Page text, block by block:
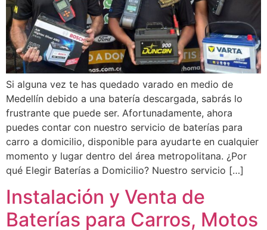
Si alguna vez te has quedado varado en medio de
Medellín debido a una batería descargada, sabrás lo
frustrante que puede ser. Afortunadamente, ahora
puedes contar con nuestro servicio de baterías para
carro a domicilio, disponible para ayudarte en cualquier
momento y lugar dentro del área metropolitana. ¿Por
qué Elegir Baterías a Domicilio? Nuestro servicio […]
Instalación y Venta de
Baterías para Carros, Motos